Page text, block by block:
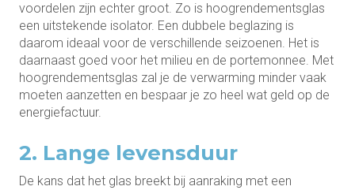
voordelen zijn echter groot. Zo is hoogrendementsglas
een uitstekende isolator. Een dubbele beglazing is
daarom ideaal voor de verschillende seizoenen. Het is
daarnaast goed voor het milieu en de portemonnee. Met
hoogrendementsglas zal je de verwarming minder vaak
moeten aanzetten en bespaar je zo heel wat geld op de
energiefactuur.
2. Lange levensduur
De kans dat het glas breekt bij aanraking met een